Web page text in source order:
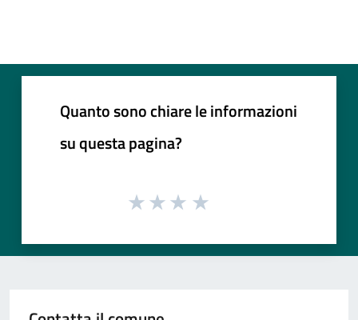
Quanto sono chiare le informazioni
su questa pagina?